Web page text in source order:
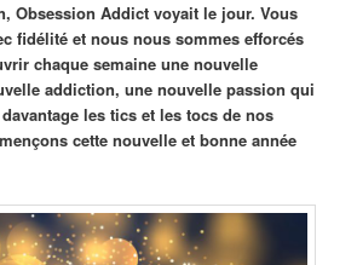
Obsession Addict voyait le jour. Vous
fidélité et nous nous sommes efforcés
chaque semaine une nouvelle
addiction, une nouvelle passion qui
les tics et les tocs de nos
cette nouvelle et bonne année